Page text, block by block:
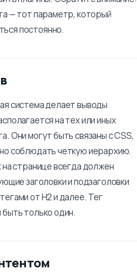
— тот параметр, который
постоянно.
система делает выводы
на тех или иных
Они могут быть связаны с CSS,
соблюдать четкую иерархию.
на странице всегда должен
заголовки и подзаголовки
от Н2 и далее. Тег
только один.